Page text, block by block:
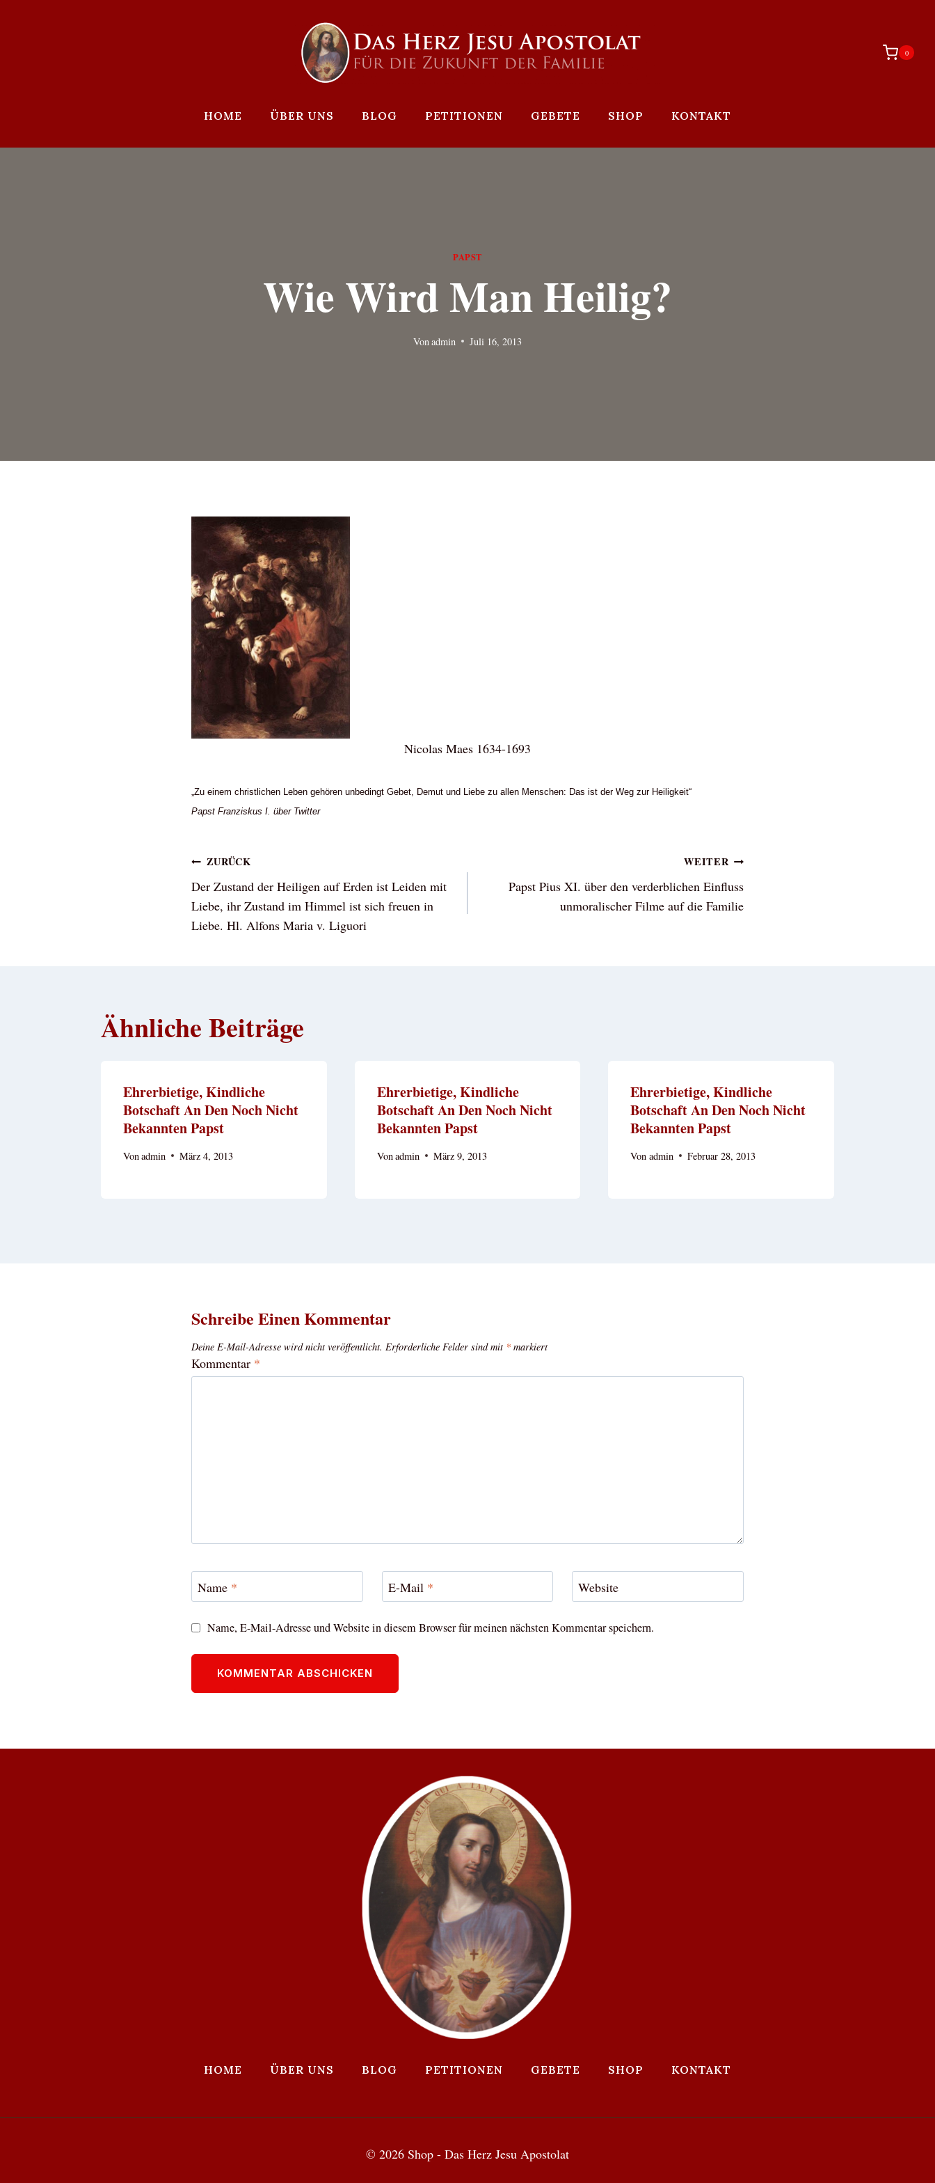
0
HOME ÜBER UNS BLOG PETITIONEN GEBETE SHOP KONTAKT
PAPST
Wie Wird Man Heilig?
Von admin Juli 16, 2013
Nicolas Maes 1634-1693
„Zu einem christlichen Leben gehören unbedingt Gebet, Demut und Liebe zu allen Menschen: Das ist der Weg zur Heiligkeit“
Papst Franziskus I. über Twitter
Beitragsnavigation
ZURÜCK
Der Zustand der Heiligen auf Erden ist Leiden mit
Liebe, ihr Zustand im Himmel ist sich freuen in
Liebe. Hl. Alfons Maria v. Liguori
WEITER
Papst Pius XI. über den verderblichen Einfluss
unmoralischer Filme auf die Familie
Ähnliche Beiträge
Ehrerbietige, Kindliche
Botschaft An Den Noch Nicht
Bekannten Papst
Vonadmin März 4, 2013
Ehrerbietige, Kindliche
Botschaft An Den Noch Nicht
Bekannten Papst
Vonadmin März 9, 2013
Ehrerbietige, Kindliche
Botschaft An Den Noch Nicht
Bekannten Papst
Von admin Februar 28, 2013
Schreibe Einen Kommentar
Deine E-Mail-Adresse wird nicht veröffentlicht. Erforderliche Felder sind mit * markiert
Kommentar *
Name * E-Mail * Website
Name, E-Mail-Adresse und Website in diesem Browser für meinen nächsten Kommentar speichern.
HOME ÜBER UNS BLOG PETITIONEN GEBETE SHOP KONTAKT
© 2026 Shop - Das Herz Jesu Apostolat